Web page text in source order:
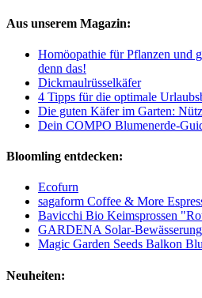
Aus unserem Magazin:
Homöopathie für Pflanzen und
denn das!
Dickmaulrüsselkäfer
4 Tipps für die optimale
Die guten Käfer im Garten:
Dein COMPO Blumenerde-
Bloomling entdecken:
Ecofurn
sagaform Coffee & More
Bavicchi Bio Keimsprossen
GARDENA Solar-
Magic Garden Seeds Balkon
Neuheiten: